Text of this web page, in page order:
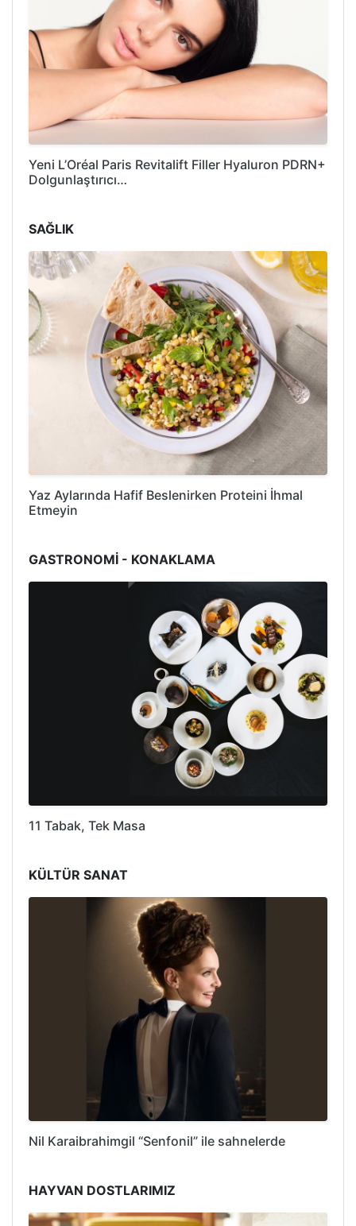
Yeni L’Oréal Paris Revitalift Filler Hyaluron PDRN+
Dolgunlaştırıcı…
SAĞLIK
Yaz Aylarında Hafif Beslenirken Proteini İhmal
Etmeyin
GASTRONOMİ - KONAKLAMA
11 Tabak, Tek Masa
KÜLTÜR SANAT
Nil Karaibrahimgil “Senfonil” ile sahnelerde
HAYVAN DOSTLARIMIZ